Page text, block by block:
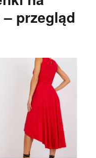
przegląd